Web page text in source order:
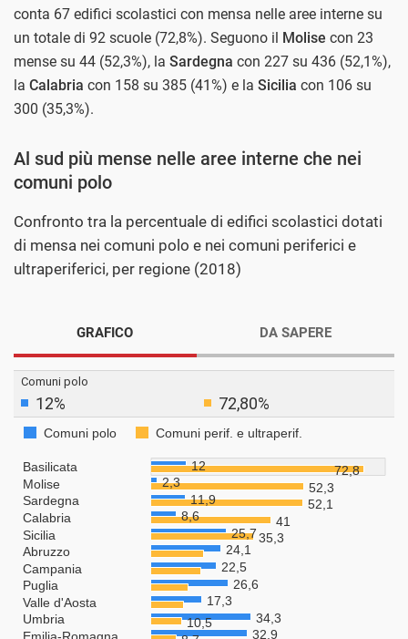
conta 67 edifici scolastici con mensa nelle aree interne su
un totale di 92 scuole (72,8%). Seguono il Molise con 23
mense su 44 (52,3%), la Sardegna con 227 su 436 (52,1%),
la Calabria con 158 su 385 (41%) e la Sicilia con 106 su
300 (35,3%).
Al sud più mense nelle aree interne che nei
comuni polo
Confronto tra la percentuale di edifici scolastici dotati
di mensa nei comuni polo e nei comuni periferici e
ultraperiferici, per regione (2018)
GRAFICO DA SAPERE